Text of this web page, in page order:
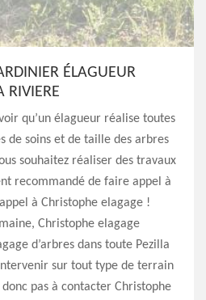
ÉLAGUEUR
RIVIERE
qu’un élagueur réalise toutes
de soins et de taille des arbres
souhaitez réaliser des travaux
recommandé de faire appel à
à Christophe elagage !
Christophe elagage
d’arbres dans toute Pezilla
sur tout type de terrain
donc pas à contacter Christophe